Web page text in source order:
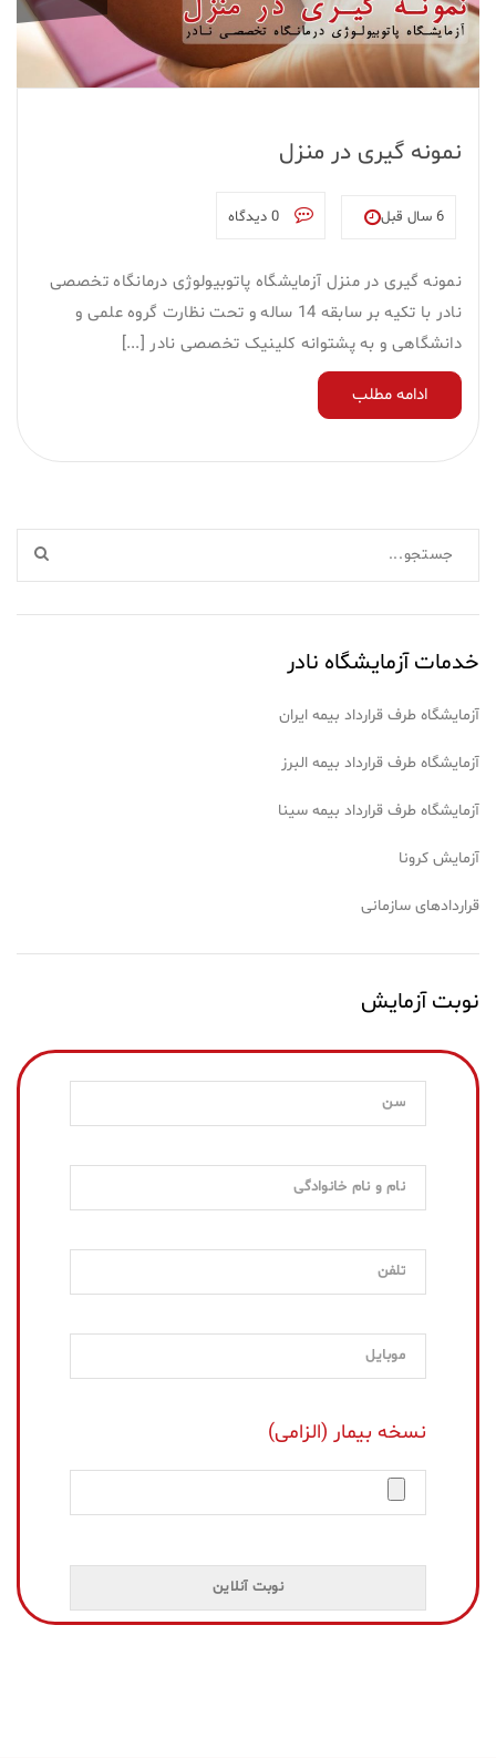
نمونه گیری در منزل
6 سال قبل
نمونه گیری در منزل آزمایشگاه پاتوبیولوژی درمانگاه تخصصی
نادر با تکیه بر سابقه 14 ساله و تحت نظارت گروه علمی و
دانشگاهی و به پشتوانه کلینیک تخصصی نادر [...]
ادامه مطلب
خدمات آزمایشگاه نادر
آزمایشگاه طرف قرارداد بیمه ایران
آزمایشگاه طرف قرارداد بیمه البرز
آزمایشگاه طرف قرارداد بیمه سینا
آزمایش کرونا
قراردادهای سازمانی
نوبت آزمایش
نسخه بیمار (الزامی)